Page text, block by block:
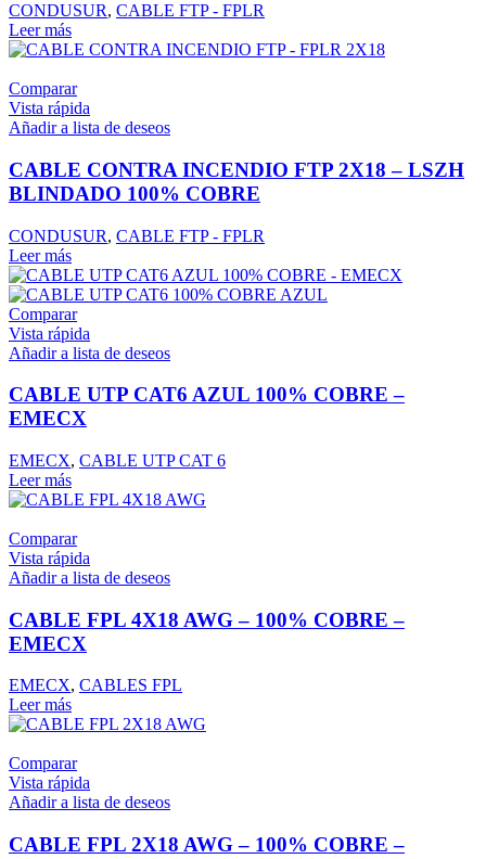
CONDUSUR, CABLE FTP - FPLR
Leer más
Comparar
Vista rápida
Añadir a lista de deseos
CABLE CONTRA INCENDIO FTP 2X18 – LSZH
BLINDADO 100% COBRE
CONDUSUR, CABLE FTP - FPLR
Leer más
Comparar
Vista rápida
Añadir a lista de deseos
CABLE UTP CAT6 AZUL 100% COBRE –
EMECX
EMECX, CABLE UTP CAT 6
Leer más
Comparar
Vista rápida
Añadir a lista de deseos
CABLE FPL 4X18 AWG – 100% COBRE –
EMECX
EMECX, CABLES FPL
Leer más
Comparar
Vista rápida
Añadir a lista de deseos
CABLE FPL 2X18 AWG – 100% COBRE –